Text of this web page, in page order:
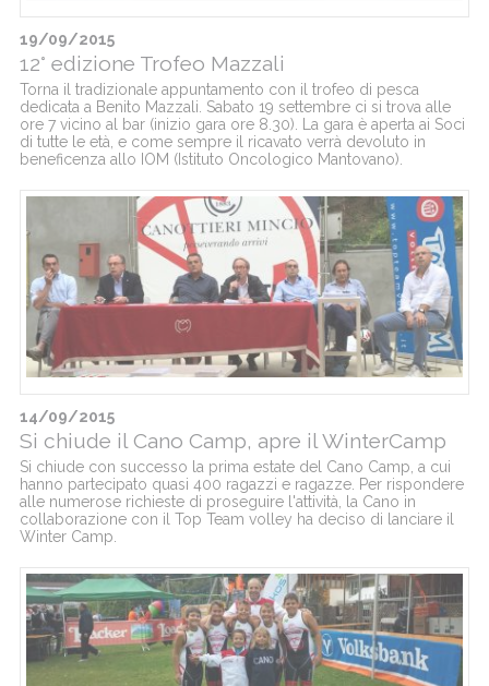
19/09/2015
12° edizione Trofeo Mazzali
Torna il tradizionale appuntamento con il trofeo di pesca
dedicata a Benito Mazzali. Sabato 19 settembre ci si trova alle
ore 7 vicino al bar (inizio gara ore 8.30). La gara è aperta ai Soci
di tutte le età, e come sempre il ricavato verrà devoluto in
beneficenza allo IOM (Istituto Oncologico Mantovano).
14/09/2015
Si chiude il Cano Camp, apre il WinterCamp
Si chiude con successo la prima estate del Cano Camp, a cui
hanno partecipato quasi 400 ragazzi e ragazze. Per rispondere
alle numerose richieste di proseguire l'attività, la Cano in
collaborazione con il Top Team volley ha deciso di lanciare il
Winter Camp.